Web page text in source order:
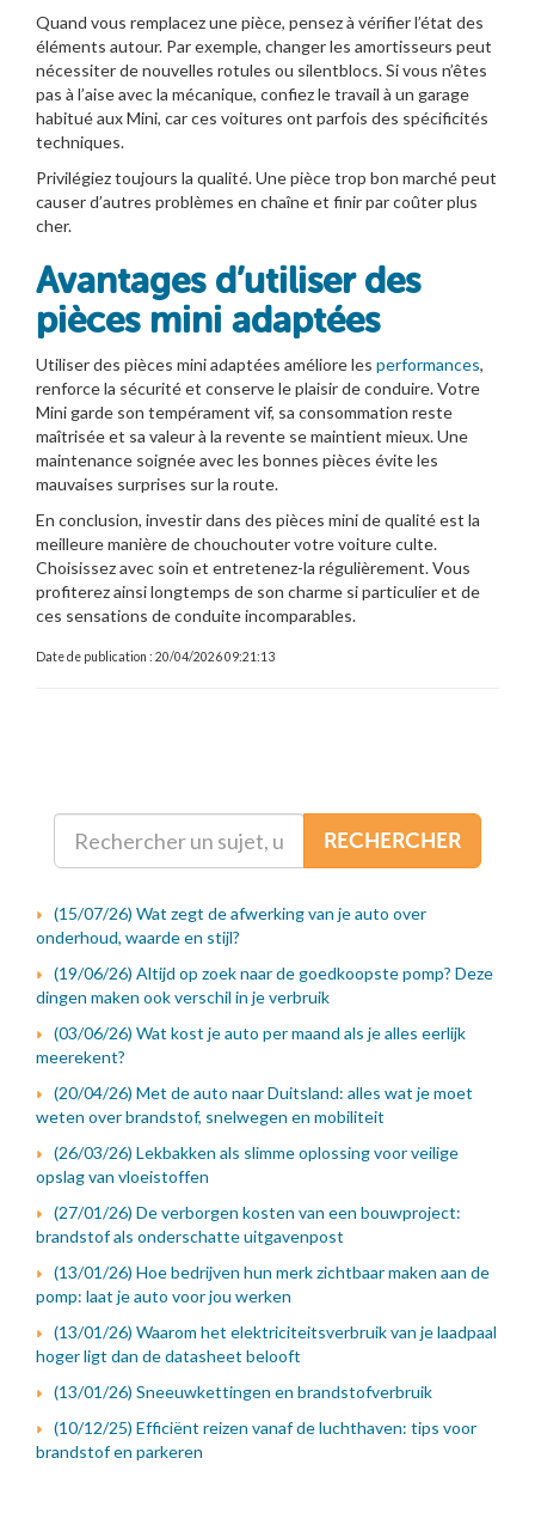
Quand vous remplacez une pièce, pensez à vérifier l’état des
éléments autour. Par exemple, changer les amortisseurs peut
nécessiter de nouvelles rotules ou silentblocs. Si vous n’êtes
pas à l’aise avec la mécanique, confiez le travail à un garage
habitué aux Mini, car ces voitures ont parfois des spécificités
techniques.
Privilégiez toujours la qualité. Une pièce trop bon marché peut
causer d’autres problèmes en chaîne et finir par coûter plus
cher.
Avantages d’utiliser des
pièces mini adaptées
Utiliser des pièces mini adaptées améliore les performances,
renforce la sécurité et conserve le plaisir de conduire. Votre
Mini garde son tempérament vif, sa consommation reste
maîtrisée et sa valeur à la revente se maintient mieux. Une
maintenance soignée avec les bonnes pièces évite les
mauvaises surprises sur la route.
En conclusion, investir dans des pièces mini de qualité est la
meilleure manière de chouchouter votre voiture culte.
Choisissez avec soin et entretenez-la régulièrement. Vous
profiterez ainsi longtemps de son charme si particulier et de
ces sensations de conduite incomparables.
Date de publication : 20/04/2026 09:21:13
RECHERCHER
(15/07/26) Wat zegt de afwerking van je auto over
onderhoud, waarde en stijl?
(19/06/26) Altijd op zoek naar de goedkoopste pomp? Deze
dingen maken ook verschil in je verbruik
(03/06/26) Wat kost je auto per maand als je alles eerlijk
meerekent?
(20/04/26) Met de auto naar Duitsland: alles wat je moet
weten over brandstof, snelwegen en mobiliteit
(26/03/26) Lekbakken als slimme oplossing voor veilige
opslag van vloeistoffen
(27/01/26) De verborgen kosten van een bouwproject:
brandstof als onderschatte uitgavenpost
(13/01/26) Hoe bedrijven hun merk zichtbaar maken aan de
pomp: laat je auto voor jou werken
(13/01/26) Waarom het elektriciteitsverbruik van je laadpaal
hoger ligt dan de datasheet belooft
(13/01/26) Sneeuwkettingen en brandstofverbruik
(10/12/25) Efficiënt reizen vanaf de luchthaven: tips voor
brandstof en parkeren